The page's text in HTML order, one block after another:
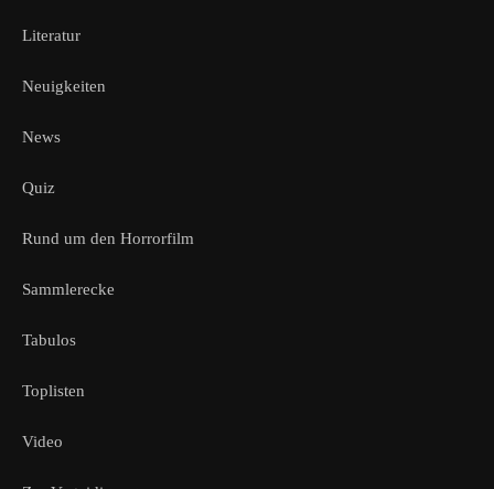
Literatur
Neuigkeiten
News
Quiz
Rund um den Horrorfilm
Sammlerecke
Tabulos
Toplisten
Video